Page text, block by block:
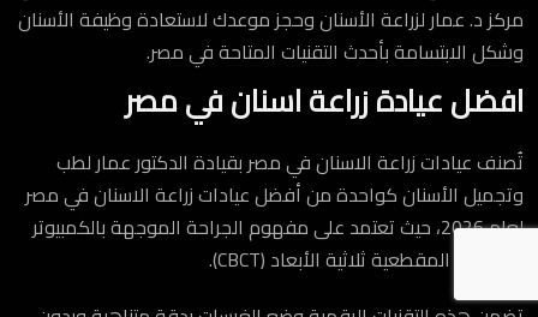
مركز د. عمار لزراعة الأسنان وحجز موعدك لاستعادة وظيفة الأسنان
وشكل الابتسامة بأحدث التقنيات المتاحة في مصر.
افضل عيادة زراعة اسنان في مصر
تُصنف عيادات زراعة الاسنان في مصر بقيادة الدكتور عمار لطب
وتجميل الأسنان كواحدة من أفضل عيادات زراعة الاسنان في مصر
لعام 2026، حيث تعتمد على مفهوم الجراحة الموجهة بالكمبيوتر
والأشعة المقطعية ثلاثية الأبعاد (CBCT).